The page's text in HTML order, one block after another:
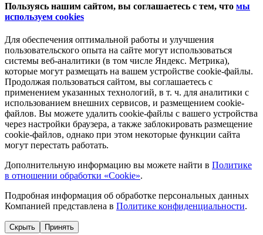
Пользуясь нашим сайтом, вы соглашаетесь с тем, что мы
используем cookies
Для обеспечения оптимальной работы и улучшения
пользовательского опыта на сайте могут использоваться
системы веб-аналитики (в том числе Яндекс. Метрика),
которые могут размещать на вашем устройстве cookie-файлы.
Продолжая пользоваться сайтом, вы соглашаетесь с
применением указанных технологий, в т. ч. для аналитики с
использованием внешних сервисов, и размещением cookie-
файлов. Вы можете удалить cookie-файлы с вашего устройства
через настройки браузера, а также заблокировать размещение
cookie-файлов, однако при этом некоторые функции сайта
могут перестать работать.
Дополнительную информацию вы можете найти в Политике
в отношении обработки «Cookie».
Подробная информация об обработке персональных данных
Компанией представлена в Политике конфиденциальности.
Скрыть Принять